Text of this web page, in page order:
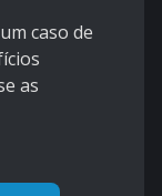
caso de
as